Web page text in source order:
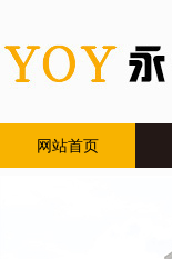
网站首页